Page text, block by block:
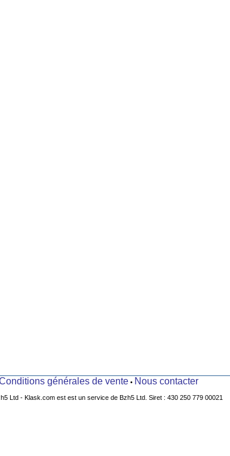
générales de vente• Nous contacter
Ltd - Klask.com est est un service de Bzh5 Ltd. Siret : 430 250 779 00021